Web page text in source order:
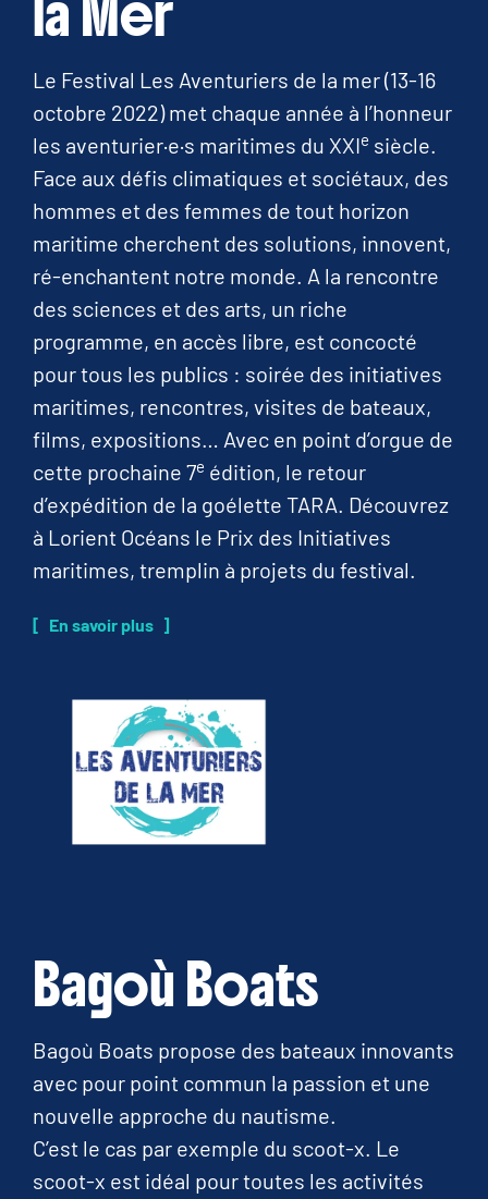
la Mer
Le Festival Les Aventuriers de la mer (13-16
octobre 2022) met chaque année à l’honneur
les aventurier·e·s maritimes du XXIe siècle.
Face aux défis climatiques et sociétaux, des
hommes et des femmes de tout horizon
maritime cherchent des solutions, innovent,
ré-enchantent notre monde. A la rencontre
des sciences et des arts, un riche
programme, en accès libre, est concocté
pour tous les publics : soirée des initiatives
maritimes, rencontres, visites de bateaux,
films, expositions… Avec en point d’orgue de
cette prochaine 7e édition, le retour
d’expédition de la goélette TARA. Découvrez
à Lorient Océans le Prix des Initiatives
maritimes, tremplin à projets du festival.
En savoir plus
Bagoù Boats
Bagoù Boats propose des bateaux innovants
avec pour point commun la passion et une
nouvelle approche du nautisme.
C’est le cas par exemple du scoot-x. Le
scoot-x est idéal pour toutes les activités